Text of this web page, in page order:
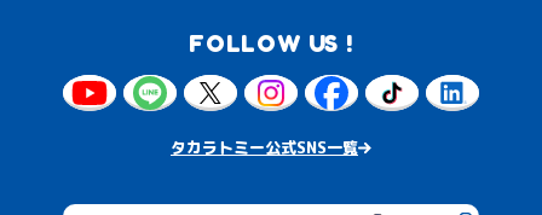
FOLLOW US !
タカラトミー公式SNS一覧